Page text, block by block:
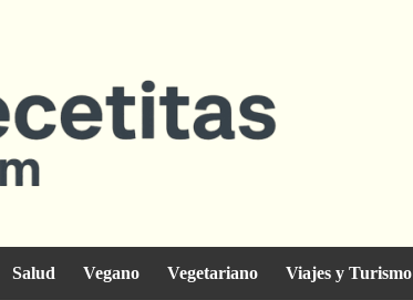
Salud Vegano Vegetariano Viajes y Turismo